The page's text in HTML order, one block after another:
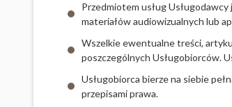
Przedmiotem usług
materiałów audiowizualnych lub
Wszelkie ewentualne treści,
poszczególnych Usługobiorców.
Usługobiorca bierze na siebie
przepisami prawa.